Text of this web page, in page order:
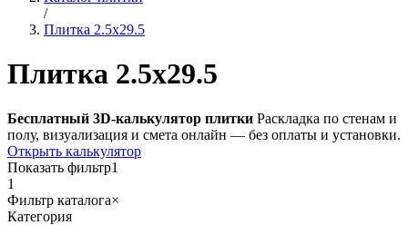
/
Плитка 2.5x29.5
Плитка 2.5x29.5
Бесплатный 3D-калькулятор плитки Раскладка по стенам и
полу, визуализация и смета онлайн — без оплаты и установки.
Открыть калькулятор
Показать фильтр1
1
Фильтр каталога×
Категория